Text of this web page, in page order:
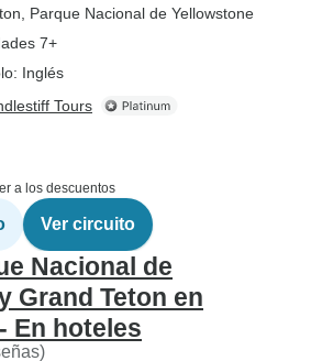
, Parque Nacional de Yellowstone
7+
Inglés
Tours
a los descuentos
Ver circuito
Nacional de
Grand Teton en
En hoteles